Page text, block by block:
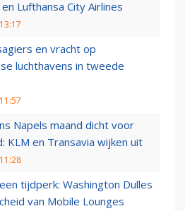
Lufthansa City Airlines
en vracht op
luchthavens in tweede
Napels maand dicht voor
KLM en Transavia wijken uit
tijdperk: Washington Dulles
van Mobile Lounges